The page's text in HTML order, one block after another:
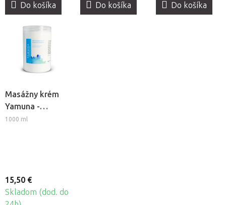
Do košíka
Do košíka
Do košíka
Masážny krém
Yamuna -
Hĺbkovo
1000 ml
15,50 €
Skladom (dod. do